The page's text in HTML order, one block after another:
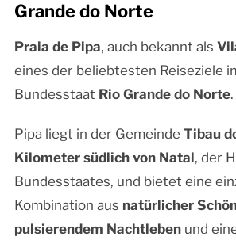
Grande do Norte
Praia de Pipa, auch bekannt als
eines der beliebtesten Reiseziele
Bundesstaat Rio Grande do Norte.
Pipa liegt in der Gemeinde Tibau
Kilometer südlich von Natal, der
Bundesstaates, und bietet eine
Kombination aus natürlicher
pulsierendem Nachtlebenund